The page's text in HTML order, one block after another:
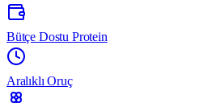
Bütçe Dostu Protein
Aralıklı Oruç